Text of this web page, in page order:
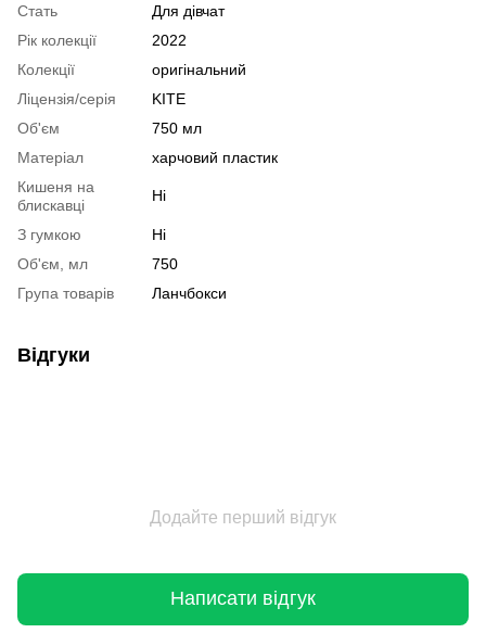
Стать
Для дівчат
Рік колекції
2022
Колекції
оригінальний
Ліцензія/серія
KITE
Об'єм
750 мл
Матеріал
харчовий пластик
Кишеня на
блискавці
Ні
З гумкою
Ні
Об'єм, мл
750
Група товарів
Ланчбокси
Відгуки
Додайте перший відгук
Написати відгук